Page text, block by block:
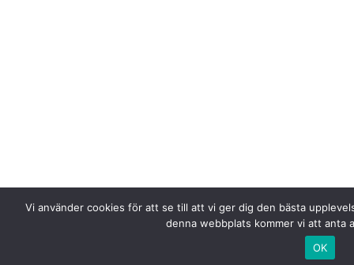
Vi använder cookies för att se till att vi ger dig den bästa
denna webbplats kommer vi att anta
OK